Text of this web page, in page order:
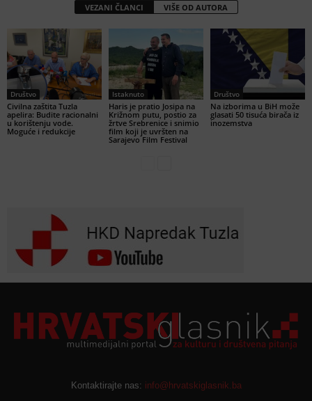
VEZANI ČLANCI VIŠE OD AUTORA
Društvo
Civilna zaštita Tuzla
apelira: Budite racionalni
u korištenju vode.
Moguće i redukcije
Istaknuto
Haris je pratio Josipa na
Križnom putu, postio za
žrtve Srebrenice i snimio
film koji je uvršten na
Sarajevo Film Festival
Društvo
Na izborima u BiH može
glasati 50 tisuća birača iz
inozemstva
Kontaktirajte nas: info@hrvatskiglasnik.ba